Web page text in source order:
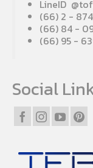
LineID
(66) 2 -
(66) 84 -
(66) 95 -
Social